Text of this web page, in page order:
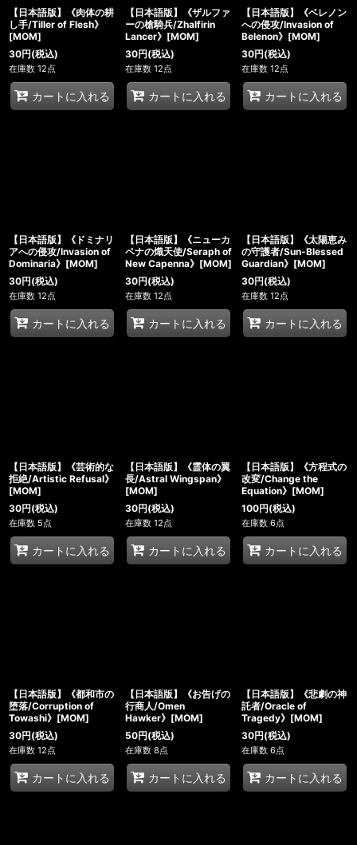
【日本語版】《肉体の耕
し手/Tiller of Flesh》
[MOM]
30円(税込)
在庫数 12点
カートに入れる
【日本語版】《ザルファ
ーの槍騎兵/Zhalfirin
Lancer》[MOM]
30円(税込)
在庫数 12点
カートに入れる
【日本語版】《ベレノン
への侵攻/Invasion of
Belenon》[MOM]
30円(税込)
在庫数 12点
カートに入れる
【日本語版】《ドミナリ
アへの侵攻/Invasion of
Dominaria》[MOM]
30円(税込)
在庫数 12点
カートに入れる
【日本語版】《ニューカ
ペナの熾天使/Seraph of
New Capenna》[MOM]
30円(税込)
在庫数 12点
カートに入れる
【日本語版】《太陽恵み
の守護者/Sun-Blessed
Guardian》[MOM]
30円(税込)
在庫数 12点
カートに入れる
【日本語版】《芸術的な
拒絶/Artistic Refusal》
[MOM]
30円(税込)
在庫数 5点
カートに入れる
【日本語版】《霊体の翼
長/Astral Wingspan》
[MOM]
30円(税込)
在庫数 12点
カートに入れる
【日本語版】《方程式の
改変/Change the
Equation》[MOM]
100円(税込)
在庫数 6点
カートに入れる
【日本語版】《都和市の
堕落/Corruption of
Towashi》[MOM]
30円(税込)
在庫数 12点
カートに入れる
【日本語版】《お告げの
行商人/Omen
Hawker》[MOM]
50円(税込)
在庫数 8点
カートに入れる
【日本語版】《悲劇の神
託者/Oracle of
Tragedy》[MOM]
30円(税込)
在庫数 6点
カートに入れる